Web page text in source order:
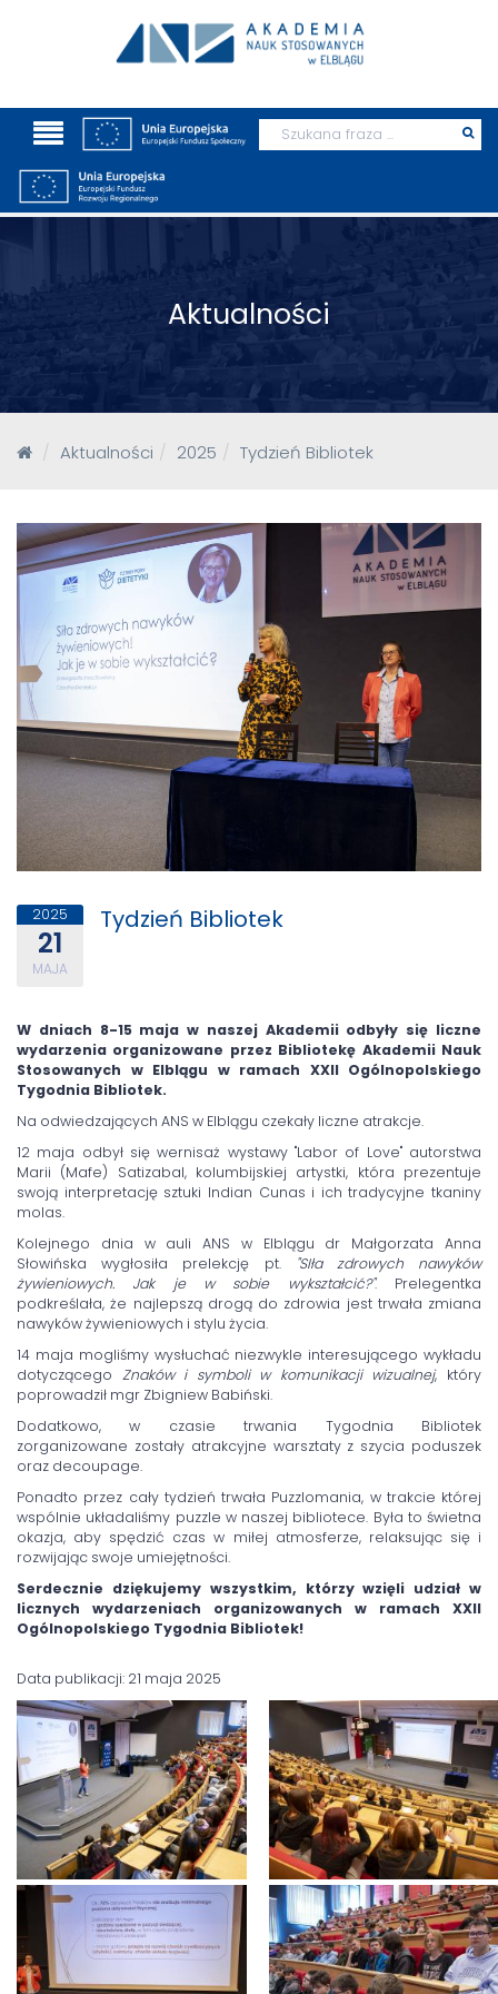
Wyszukaj
Aktualności
Aktualności 2025 Tydzień Bibliotek
2025
21
MAJA
Tydzień Bibliotek
W dniach 8-15 maja w naszej Akademii odbyły się liczne
wydarzenia organizowane przez Bibliotekę Akademii Nauk
Stosowanych w Elblągu w ramach XXII Ogólnopolskiego
Tygodnia Bibliotek.
Na odwiedzających ANS w Elblągu czekały liczne atrakcje.
12 maja odbył się wernisaż wystawy "Labor of Love" autorstwa
Marii (Mafe) Satizabal, kolumbijskiej artystki, która prezentuje
swoją interpretację sztuki Indian Cunas i ich tradycyjne tkaniny
molas.
Kolejnego dnia w auli ANS w Elblągu dr Małgorzata Anna
Słowińska wygłosiła prelekcję pt.
"SIła zdrowych nawyków
żywieniowych. Jak je w sobie wykształcić?". Prelegentka
podkreślała, że najlepszą drogą do zdrowia jest trwała zmiana
nawyków żywieniowych i stylu życia.
14 maja mogliśmy wysłuchać niezwykle interesującego wykładu
dotyczącego Znaków i symboli w komunikacji wizualnej, który
poprowadził mgr Zbigniew Babiński.
Dodatkowo, w czasie trwania Tygodnia Bibliotek
zorganizowane zostały atrakcyjne warsztaty z szycia poduszek
oraz decoupage.
Ponadto przez cały tydzień trwała Puzzlomania, w trakcie której
wspólnie układaliśmy puzzle w naszej bibliotece. Była to świetna
okazja, aby spędzić czas w miłej atmosferze, relaksując się i
rozwijając swoje umiejętności.
Serdecznie dziękujemy wszystkim, którzy wzięli udział w
licznych wydarzeniach organizowanych w ramach XXII
Ogólnopolskiego Tygodnia Bibliotek!
Data publikacji: 21 maja 2025